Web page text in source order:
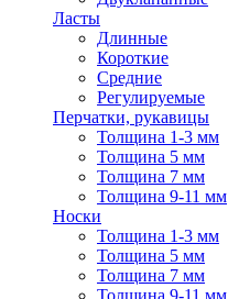
Ласты
Длинные
Короткие
Средние
Регулируемые
Перчатки, рукавицы
Толщина 1-3 мм
Толщина 5 мм
Толщина 7 мм
Толщина 9-11 мм
Носки
Толщина 1-3 мм
Толщина 5 мм
Толщина 7 мм
Толщина 9-11 мм